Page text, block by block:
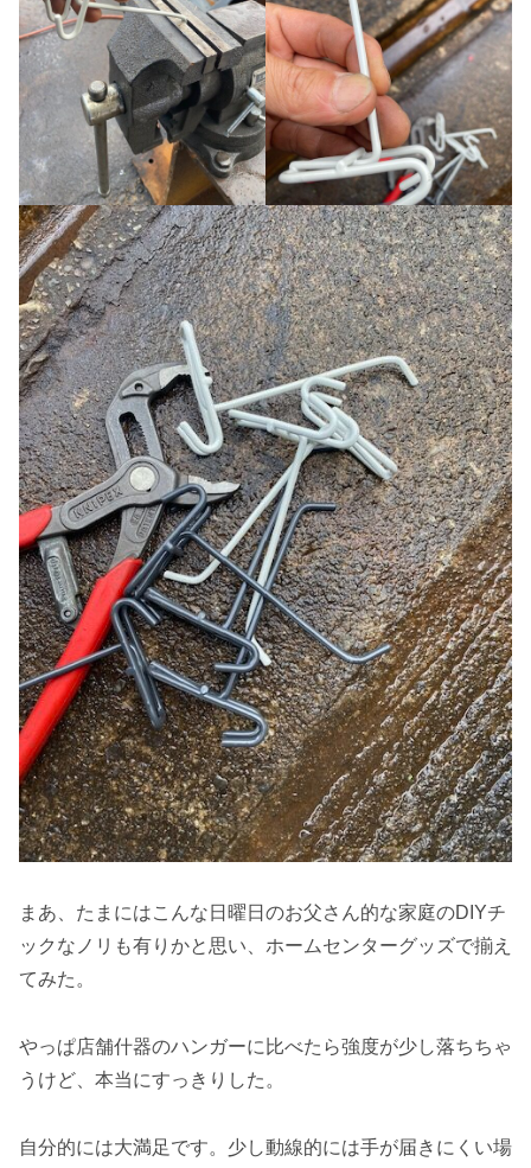
まあ、たまにはこんな日曜日のお父さん的な家庭のDIYチ
ックなノリも有りかと思い、ホームセンターグッズで揃え
てみた。
やっぱ店舗什器のハンガーに比べたら強度が少し落ちちゃ
うけど、本当にすっきりした。
自分的には大満足です。少し動線的には手が届きにくい場